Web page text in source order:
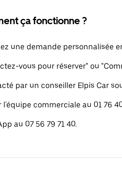
ça fonctionne ?
une demande personnalisée
vous pour réserver" ou
par un conseiller Elpis Car
l'équipe commerciale au 01 76
au 07 56 79 71 40.